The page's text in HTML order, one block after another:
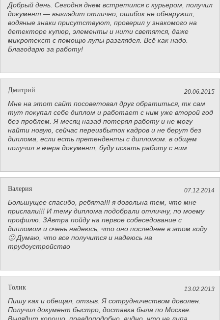
Добрый день. Сегодня днем встретился с курьером, получил
документ — выглядит отлично, ошибок не обнаружил,
водяные знаки присутствуют, проверил у знакомого на
детекторе купюр, элементы и нити светятся, даже
микротекст с помощю лупы разглядел. Всё как надо.
Благодарю за работу!
Дмитрий 20.06.2015
Мне на этот сайт посоветовал друг обратиться, тк сам
тут покупал себе диплом и работает с ним уже второй год
без проблем. Я месяц назад потерял работу и не могу
найти новую, сейчас переизбыток кадров и не берут без
диплома, если есть претенденты с дипломом. в общем
получил я вчера документ, буду искать работу с ним
Валерия 07.12.2014
Большущее спасибо, ребята!!! я довольна тем, что мне
прислали!!! И тему диплома подобрали отличну, по моему
профилю. ЗАвтра пойду на первое собеседование с
дипломом и очень надеюсь, что оно последнее в этом году
🙂 Думаю, что все получится и надеюсь на
трудоустройство
Толик 13.02.2013
Пишу как и обещал, отзыв. Я сотрудничеством доволен.
Получил документ быстро, доставка была по Москве.
Вылядит хорошо, правдоподобно, видно, что не липа.